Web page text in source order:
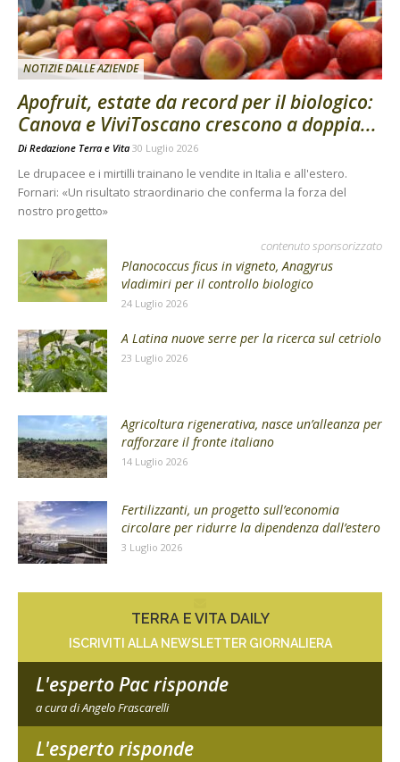
NOTIZIE DALLE AZIENDE
Apofruit, estate da record per il biologico:
Canova e ViviToscano crescono a doppia...
Di Redazione Terra e Vita 30 Luglio 2026
Le drupacee e i mirtilli trainano le vendite in Italia e all'estero.
Fornari: «Un risultato straordinario che conferma la forza del
nostro progetto»
contenuto sponsorizzato
Planococcus ficus in vigneto, Anagyrus
vladimiri per il controllo biologico
24 Luglio 2026
A Latina nuove serre per la ricerca sul cetriolo
23 Luglio 2026
Agricoltura rigenerativa, nasce un’alleanza per
rafforzare il fronte italiano
14 Luglio 2026
Fertilizzanti, un progetto sull’economia
circolare per ridurre la dipendenza dall’estero
3 Luglio 2026
TERRA E VITA DAILY
ISCRIVITI ALLA NEWSLETTER GIORNALIERA
L'esperto Pac risponde
a cura di Angelo Frascarelli
L'esperto risponde